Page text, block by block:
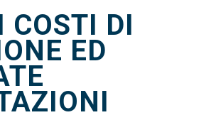
COSTI DI
ED